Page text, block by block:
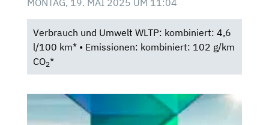
MONTAG, 19. MAI 2025 UM 11:04
Verbrauch und Umwelt WLTP: kombiniert: 4,6
l/100 km* • Emissionen: kombiniert: 102 g/km
CO2*